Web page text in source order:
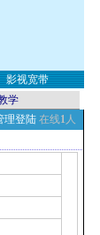
影视宽带
学
理登陆 在线1人